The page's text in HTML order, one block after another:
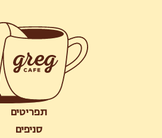
תפריטים
סניפים